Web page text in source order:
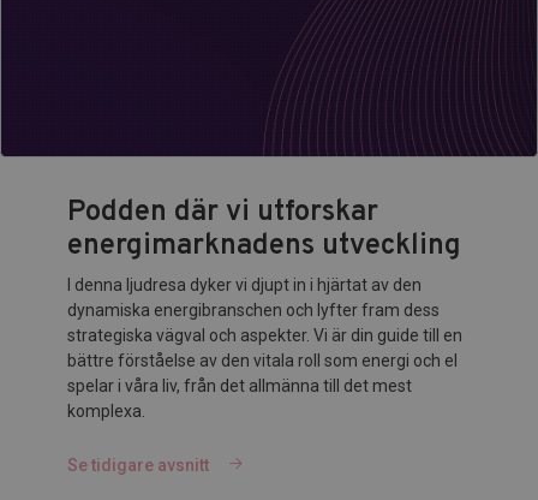
Podden där vi utforskar
energimarknadens utveckling
I denna ljudresa dyker vi djupt in i hjärtat av den
dynamiska energibranschen och lyfter fram dess
strategiska vägval och aspekter. Vi är din guide till en
bättre förståelse av den vitala roll som energi och el
spelar i våra liv, från det allmänna till det mest
komplexa.
Se tidigare avsnitt